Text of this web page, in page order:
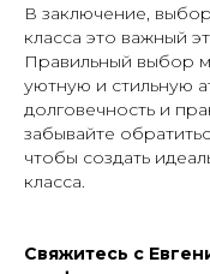
В заключение,
класса это важный
Правильный выбор
уютную и стильную
долговечность и
забывайте
чтобы создать
класса.
Свяжитесь с